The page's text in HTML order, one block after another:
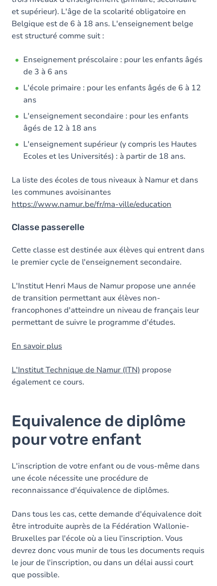
et supérieur). L'âge de la scolarité obligatoire en
Belgique est de 6 à 18 ans. L'enseignement belge
est structuré comme suit :
Enseignement préscolaire : pour les enfants âgés
de 3 à 6 ans
L'école primaire : pour les enfants âgés de 6 à 12
ans
L'enseignement secondaire : pour les enfants
âgés de 12 à 18 ans
L'enseignement supérieur (y compris les Hautes
Ecoles et les Universités) : à partir de 18 ans.
La liste des écoles de tous niveaux à Namur et dans
les communes avoisinantes
https://www.namur.be/fr/ma-ville/education
Classe passerelle
Cette classe est destinée aux élèves qui entrent dans
le premier cycle de l'enseignement secondaire.
L'Institut Henri Maus de Namur propose une année
de transition permettant aux élèves non-
francophones d'atteindre un niveau de français leur
permettant de suivre le programme d'études.
En savoir plus
L'Institut Technique de Namur (ITN) propose
également ce cours.
Equivalence de diplôme
pour votre enfant
L'inscription de votre enfant ou de vous-même dans
une école nécessite une procédure de
reconnaissance d'équivalence de diplômes.
Dans tous les cas, cette demande d'équivalence doit
être introduite auprès de la Fédération Wallonie-
Bruxelles par l'école où a lieu l'inscription. Vous
devrez donc vous munir de tous les documents requis
le jour de l'inscription, ou dans un délai aussi court
que possible.